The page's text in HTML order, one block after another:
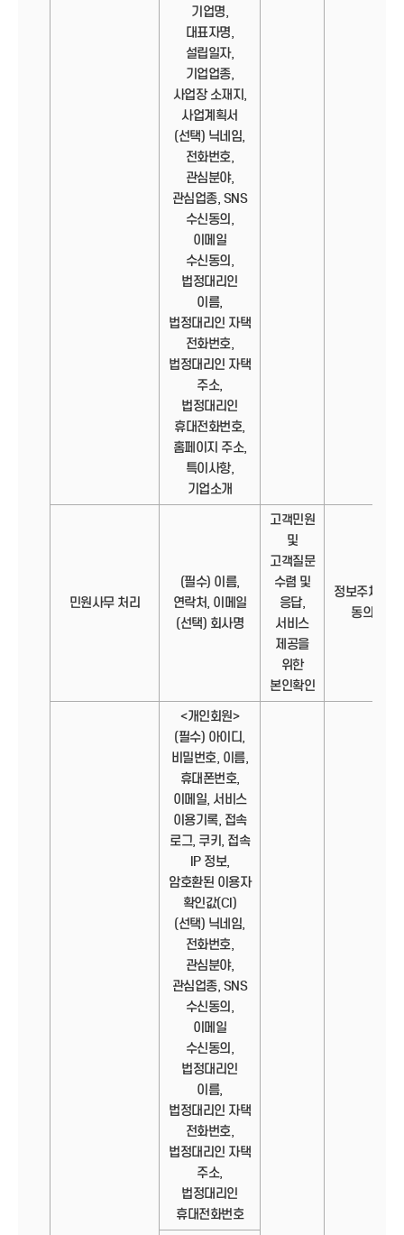
기업명,
대표자명,
설립일자,
기업업종,
사업장 소재지,
사업계획서
(선택) 닉네임,
전화번호,
관심분야,
관심업종, SNS
수신동의,
이메일
수신동의,
법정대리인
이름,
법정대리인 자택
전화번호,
법정대리인 자택
주소,
법정대리인
휴대전화번호,
홈페이지 주소,
특이사항,
기업소개
민원사무 처리
(필수) 이름,
연락처, 이메일
(선택) 회사명
고객민원
및
고객질문
수렴 및
응답,
서비스
제공을
위한
본인확인
정보주체의
동의
<개인회원>
(필수) 아이디,
비밀번호, 이름,
휴대폰번호,
이메일, 서비스
이용기록, 접속
로그, 쿠키, 접속
IP 정보,
암호환된 이용자
확인값(CI)
(선택) 닉네임,
전화번호,
관심분야,
관심업종, SNS
수신동의,
이메일
수신동의,
법정대리인
이름,
법정대리인 자택
전화번호,
법정대리인 자택
주소,
법정대리인
휴대전화번호